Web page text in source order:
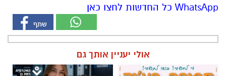
WhatsApp כל החדשות לחצו כאן
אולי יעניין אותך גם